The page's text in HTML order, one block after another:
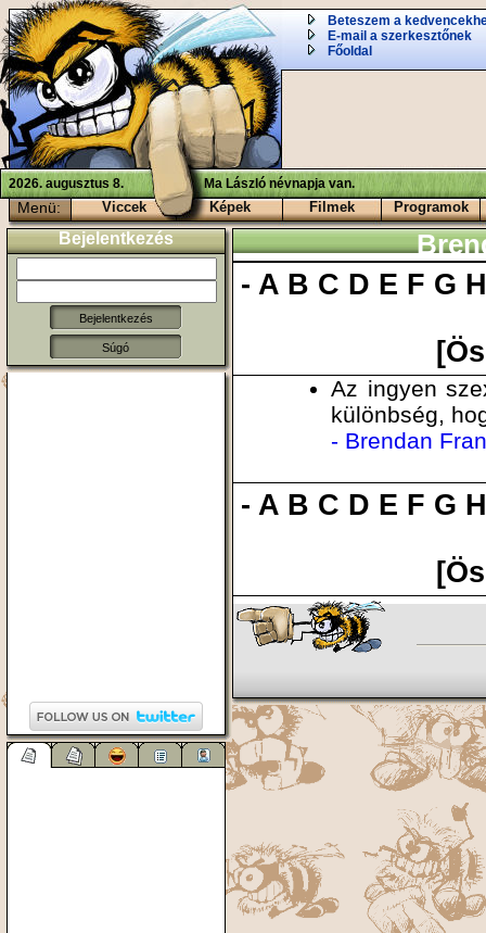
Beteszem a
E-mail a szerkesztőnek
Főoldal
2026. augusztus 8. Ma László névnapja van.
Menü: Viccek Képek Filmek Programok
Bejelentkezés
Súgó
-A B C D E F G
Az ingyen
különbség,
- Brendan
-A B C D E F G